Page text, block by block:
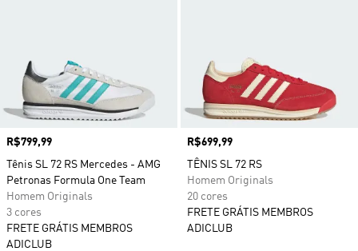
Preço
R$799,99
Tênis SL 72 RS Mercedes - AMG
Petronas Formula One Team
Homem Originals
3 cores
FRETE GRÁTIS MEMBROS
ADICLUB
Preço
R$699,99
TÊNIS SL 72 RS
Homem Originals
20 cores
FRETE GRÁTIS MEMBROS
ADICLUB